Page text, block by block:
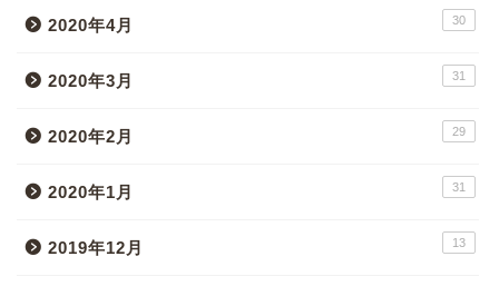
2020年4月 30
2020年3月 31
2020年2月 29
2020年1月 31
2019年12月 13